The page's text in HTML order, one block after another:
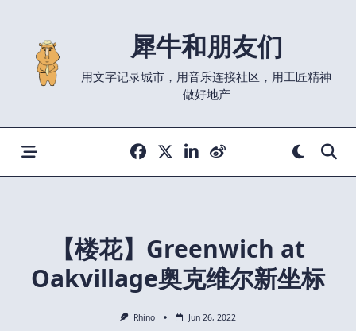
content
犀牛和朋友们
用文字记录城市，用音乐连接社区，用工匠精神
做好地产
【楼花】Greenwich at
Oakvillage奥克维尔新坐标
Rhino Jun 26, 2022